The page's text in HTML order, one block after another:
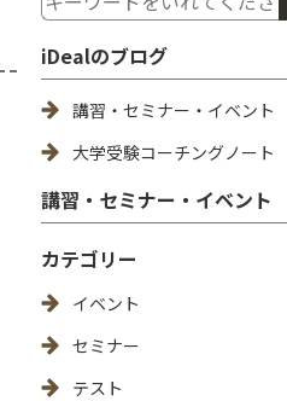
iDealのブログ
講習・セミナー・イベント
大学受験コーチングノート
講習・セミナー・イベント
カテゴリー
イベント
セミナー
テスト